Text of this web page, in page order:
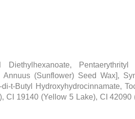
Pentaerythrityl
(Sunflower) Seed Wax],
t-Butyl Hydroxyhydrocinnamate,
CI 19140 (Yellow 5 Lake), CI 42090